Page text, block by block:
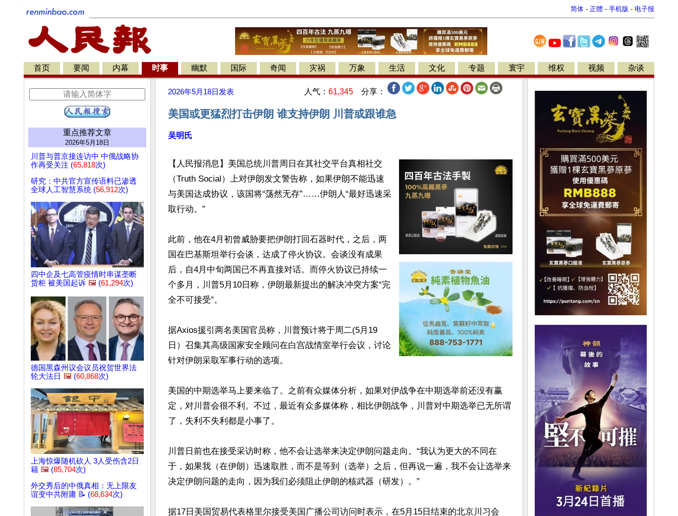
简体 - 正體 - 手机版 - 电子报
首页 要闻 内幕 时事 幽默 国际 奇闻 灾祸 万象 生活 文化 专题 寰宇 维权 视频 杂谈
重点推荐文章
2026年5月18日
川普与普京接连访中 中俄战略协
作再受关注 (65,818次)
研究：中共官方宣传语料已渗透
全球人工智慧系统 (56,912次)
四中企及七高管疫情时串谋垄断
货柜 被美国起诉 🖼️ (61,294次)
德国黑森州议会议员祝贺世界法
轮大法日 🖼️ (60,868次)
上海惊爆随机砍人 3人受伤含2日
籍 🖼️ (85,704次)
外交秀后的中俄真相：无上限友
谊变中共附庸 📝 (68,634次)
2026年5月18日 发表 人气： 61,345 分享：
美国或更猛烈打击伊朗 谁支持伊朗 川普或跟谁急
吴明氏
【人民报消息】美国总统川普周日在其社交平台真相社交
（Truth Social）上对伊朗发文警告称，如果伊朗不能迅速
与美国达成协议，该国将“荡然无存”……伊朗人“最好迅速采
取行动。”
此前，他在4月初曾威胁要把伊朗打回石器时代，之后，两
国在巴基斯坦举行会谈，达成了停火协议。会谈没有成果
后，自4月中旬两国已不再直接对话。而停火协议已持续一
个多月，川普5月10日称，伊朗最新提出的解决冲突方案“完
全不可接受”。
据Axios援引两名美国官员称，川普预计将于周二(5月19
日）召集其高级国家安全顾问在白宫战情室举行会议，讨论
针对伊朗采取军事行动的选项。
美国的中期选举马上要来临了。之前有众媒体分析，如果对伊战争在中期选举前还没有赢
定，对川普会很不利。不过，最近有众多媒体称，相比伊朗战争，川普对中期选举已无所谓
了，失利不失利都是小事了。
川普日前也在接受采访时称，他不会让选举来决定伊朗问题走向。“我认为更大的不同在
于，如果我（在伊朗）迅速取胜，而不是等到（选举）之后，但再说一遍，我不会让选举来
决定伊朗问题的走向，因为我们必须阻止伊朗的核武器（研发）。”
据17日美国贸易代表格里尔接受美国广播公司访问时表示，在5月15日结束的北京川习会